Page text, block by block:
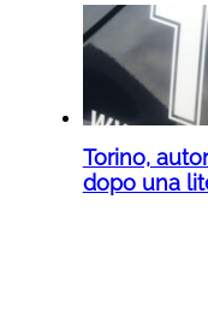
Torino,
dopo una